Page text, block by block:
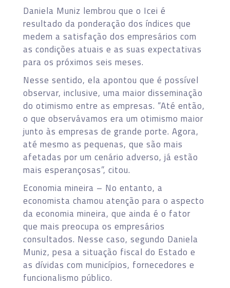
Daniela Muniz lembrou que o Icei é
resultado da ponderação dos índices que
medem a satisfação dos empresários com
as condições atuais e as suas expectativas
para os próximos seis meses.
Nesse sentido, ela apontou que é possível
observar, inclusive, uma maior disseminação
do otimismo entre as empresas. “Até então,
o que observávamos era um otimismo maior
junto às empresas de grande porte. Agora,
até mesmo as pequenas, que são mais
afetadas por um cenário adverso, já estão
mais esperançosas”, citou.
Economia mineira – No entanto, a
economista chamou atenção para o aspecto
da economia mineira, que ainda é o fator
que mais preocupa os empresários
consultados. Nesse caso, segundo Daniela
Muniz, pesa a situação fiscal do Estado e
as dívidas com municípios, fornecedores e
funcionalismo público.